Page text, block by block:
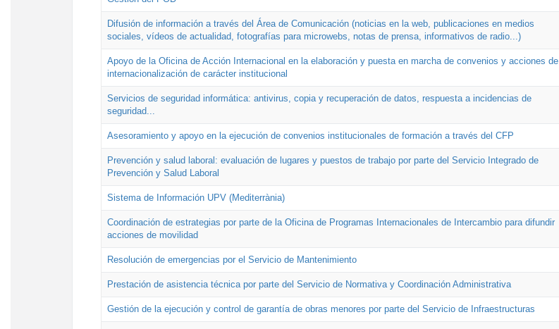
Difusión de información a través del Área de Comunicación (noticias en la web, publicaciones en medios
sociales, vídeos de actualidad, fotografías para microwebs, notas de prensa, informativos de radio...)
Apoyo de la Oficina de Acción Internacional en la elaboración y puesta en marcha de convenios y acciones de
internacionalización de carácter institucional
Servicios de seguridad informática: antivirus, copia y recuperación de datos, respuesta a incidencias de
seguridad...
Asesoramiento y apoyo en la ejecución de convenios institucionales de formación a través del CFP
Prevención y salud laboral: evaluación de lugares y puestos de trabajo por parte del Servicio Integrado de
Prevención y Salud Laboral
Sistema de Información UPV (Mediterrània)
Coordinación de estrategias por parte de la Oficina de Programas Internacionales de Intercambio para difundir
acciones de movilidad
Resolución de emergencias por el Servicio de Mantenimiento
Prestación de asistencia técnica por parte del Servicio de Normativa y Coordinación Administrativa
Gestión de la ejecución y control de garantía de obras menores por parte del Servicio de Infraestructuras